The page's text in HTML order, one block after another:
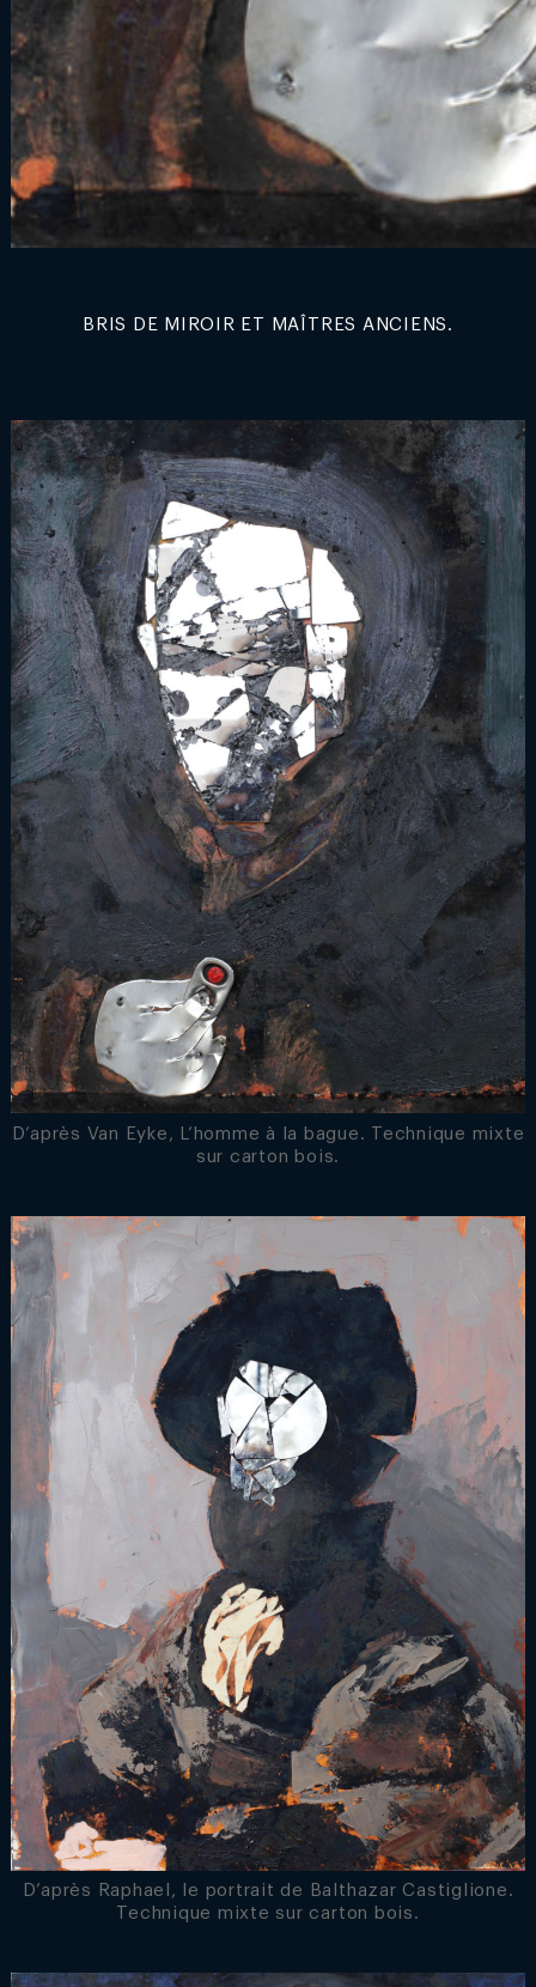
BRIS DE MIROIR ET MAÎTRES ANCIENS.
D’après Van Eyke, L’homme à la bague. Technique mixte
sur carton bois.
D’après Raphael, le portrait de Balthazar Castiglione.
Technique mixte sur carton bois.